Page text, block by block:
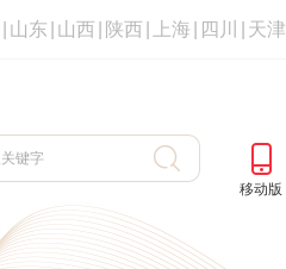
山东 山西 陕西 上海 四川 天津
移动版